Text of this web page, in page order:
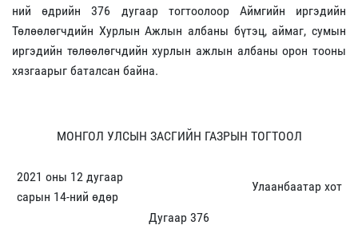
ний өдрийн 376 дугаар тогтоолоор Аймгийн иргэдийн
Төлөөлөгчдийн Хурлын Ажлын албаны бүтэц, аймаг, сумын
иргэдийн төлөөлөгчдийн хурлын ажлын албаны орон тооны
хязгаарыг баталсан байна.
МОНГОЛ УЛСЫН ЗАСГИЙН ГАЗРЫН ТОГТООЛ
2021 оны 12 дугаар
сарын 14-ний өдөр
Улаанбаатар хот
Дугаар 376